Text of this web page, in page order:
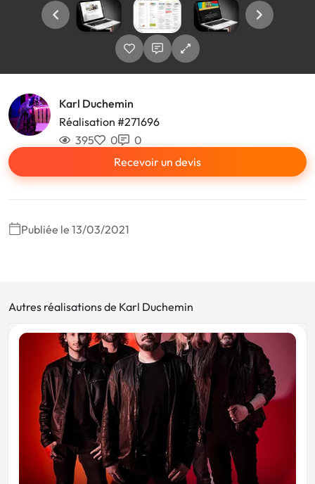
Karl Duchemin
Réalisation #271696
395
0
0
Recevoir un devis
Publiée le 13/03/2021
Autres réalisations de Karl Duchemin